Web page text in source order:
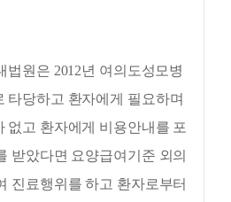
법원은 2012년 여의도성모병
타당하고 환자에게 필요하며
없고 환자에게 비용안내를 포
받았다면 요양급여기준 외의
진료행위를 하고 환자로부터